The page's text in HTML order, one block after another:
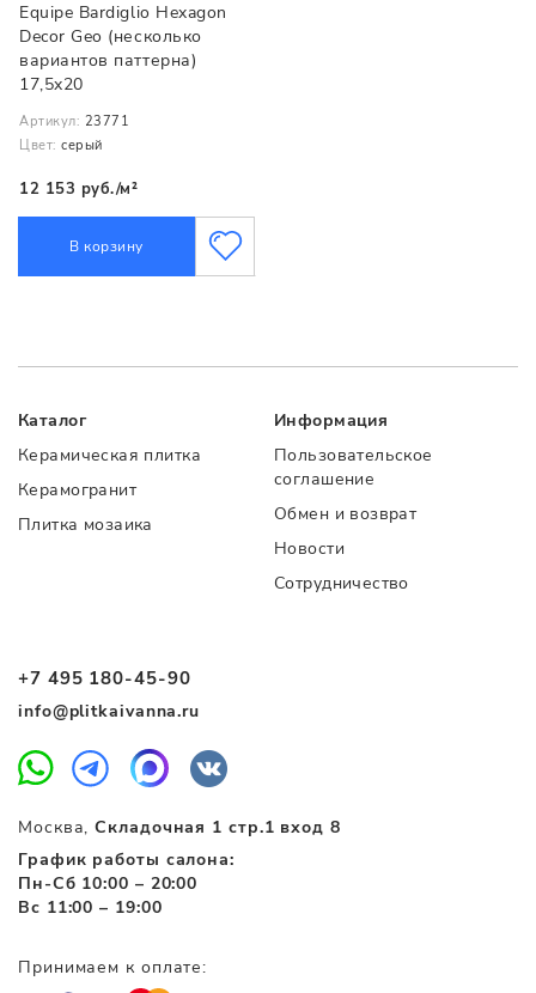
Equipe Bardiglio Hexagon
Decor Geo (несколько
вариантов паттерна)
17,5x20
Артикул: 23771
Цвет: серый
12 153 руб./м²
В корзину
+7 495 180-45-90
info@plitkaivanna.ru
Москва,Складочная 1 стр.1 вход 8
График работы салона:
Пн-Сб 10:00 – 20:00
Вс 11:00 – 19:00
Каталог
Керамическая плитка
Керамогранит
Плитка мозаика
Информация
Пользовательское
соглашение
Обмен и возврат
Новости
Сотрудничество
Принимаем к оплате: